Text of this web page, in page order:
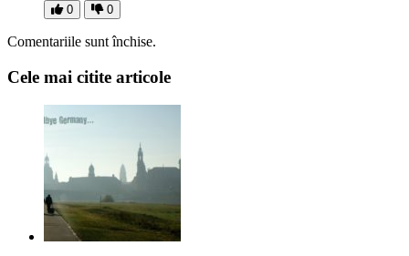
0 0
Comentariile sunt închise.
Cele mai citite articole